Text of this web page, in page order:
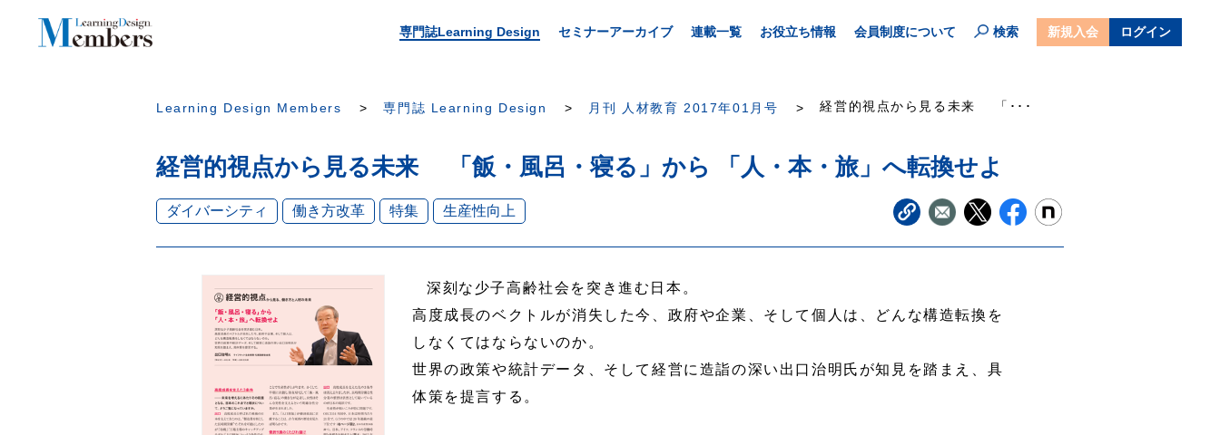
専門誌Learning Design セミナーアーカイブ 連載一覧 お役立ち情報 会員制度について 検索 新規入会 ログイン
Learning Design Members 専門誌 Learning Design 月刊 人材教育 2017年01月号 経営的視点から見る未来 「･･･
経営的視点から見る未来 「飯・風呂・寝る」から 「人・本・旅」へ転換せよ
ダイバーシティ 働き方改革 特集 生産性向上
深刻な少子高齢社会を突き進む日本。
高度成長のベクトルが消失した今、政府や企業、そして個人は、どんな構造転換を
しなくてはならないのか。
世界の政策や統計データ、そして経営に造詣の深い出口治明氏が知見を踏まえ、具
体策を提言する。